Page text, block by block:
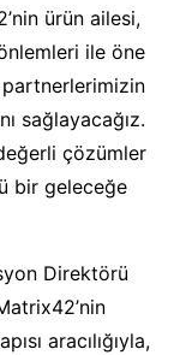
ürün ailesi,
ile öne
sağlayacağız.
çözümler
bir geleceğe
Direktörü
aracılığıyla,